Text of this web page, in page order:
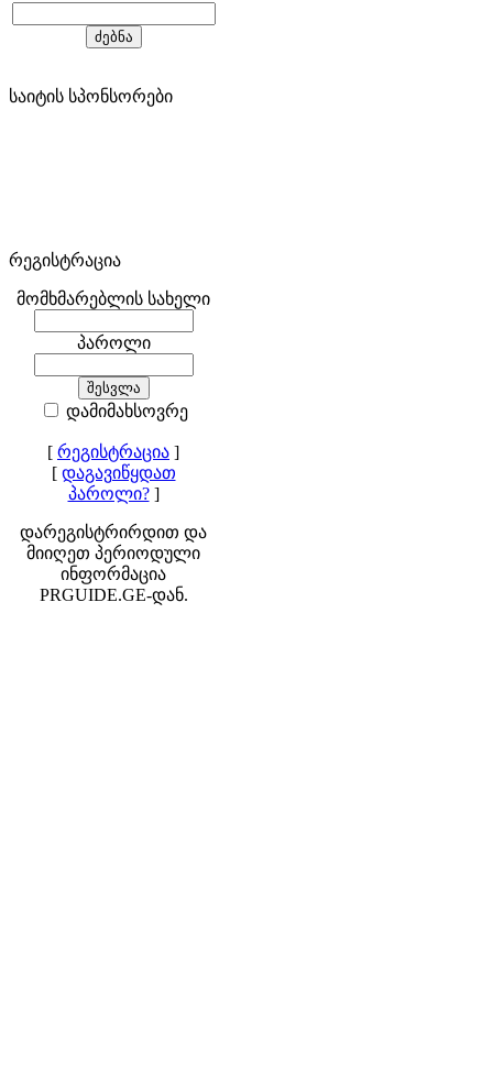
საიტის სპონსორები
რეგისტრაცია
მომხმარებლის სახელი
პაროლი
დამიმახსოვრე
[ რეგისტრაცია ]
[ დაგავიწყდათ
პაროლი?]
დარეგისტრირდით და
მიიღეთ პერიოდული
ინფორმაცია
PRGUIDE.GE-დან.